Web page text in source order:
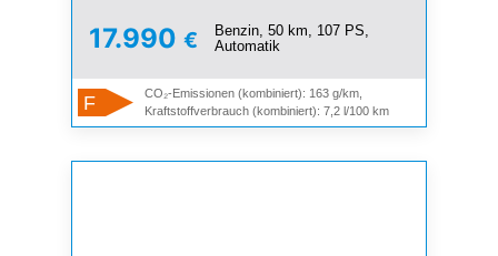
17.990 €
Benzin, 50 km, 107 PS,
Automatik
F
CO₂-Emissionen (kombiniert): 163 g/km,
Kraftstoffverbrauch (kombiniert): 7,2 l/100 km